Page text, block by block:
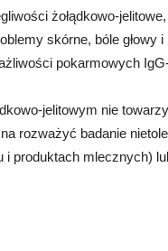
żołądkowo-
skórne, bóle głowy
pokarmowych
jelitowym nie
rozważyć badanie
i produktach mlecznych)